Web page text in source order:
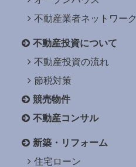
不動産業者ネットワーク
不動産投資について
不動産投資の流れ
節税対策
競売物件
不動産コンサル
新築・リフォーム
住宅ローン